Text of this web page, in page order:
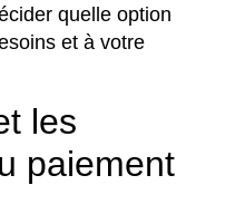
quelle option
et à votre
les
paiement